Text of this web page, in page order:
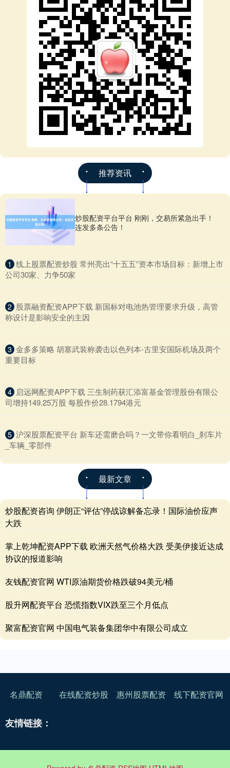
推荐资讯
炒股配资平台平台 刚刚，交易所紧急出手！
连发多条公告！
1 ​线上股票配资炒股 常州亮出“十五五”资本市场目标：新增上市
公司30家、力争50家
2 ​股票融资配资APP下载 新国标对电池热管理要求升级，高管
称设计是影响安全的主因
3 ​金多多策略 胡塞武装称袭击以色列本-古里安国际机场及两个
重要目标
4 ​启远网配资APP下载 三生制药获汇添富基金管理股份有限公
司增持149.25万股 每股作价28.1794港元
5 ​沪深股票配资平台 新车还需磨合吗？一文带你看明白_刹车片
_车辆_零部件
最新文章
炒股配资咨询 伊朗正“评估”停战谅解备忘录！国际油价应声
大跌
掌上乾坤配资APP下载 欧洲天然气价格大跌 受美伊接近达成
协议的报道影响
友钱配资官网 WTI原油期货价格跌破94美元/桶
股升网配资平台 恐慌指数VIX跌至三个月低点
聚富配资官网 中国电气装备集团华中有限公司成立
名鼎配资 在线配资炒股 惠州股票配资 线下配资官网
友情链接：